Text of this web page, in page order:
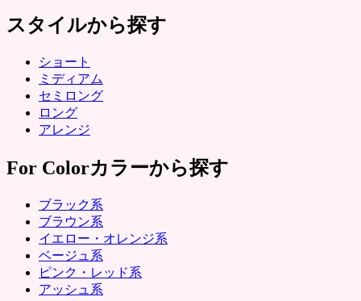
スタイルから探す
ショート
ミディアム
セミロング
ロング
アレンジ
For Colorカラーから探す
ブラック系
ブラウン系
イエロー・オレンジ系
ベージュ系
ピンク・レッド系
アッシュ系